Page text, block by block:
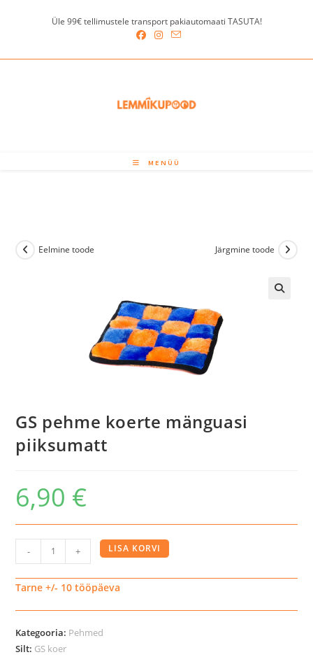
Üle 99€ tellimustele transport pakiautomaati TASUTA!
MENÜÜ
Eelmine toode Järgmine toode
GS pehme koerte mänguasi
piiksumatt
6,90 €
pehme
koerte
kogus
- + LISA KORVI
Tarne +/- 10 tööpäeva
Kategooria: Pehmed
Silt: GS koer